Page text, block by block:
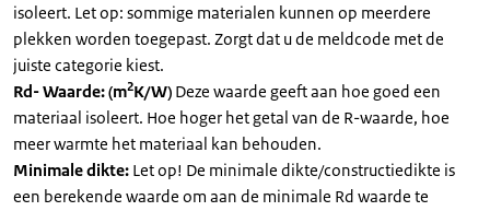
isoleert. Let op: sommige materialen kunnen op meerdere
plekken worden toegepast. Zorgt dat u de meldcode met de
juiste categorie kiest.
Rd- Waarde: (m2K/W) Deze waarde geeft aan hoe goed een
materiaal isoleert. Hoe hoger het getal van de R-waarde, hoe
meer warmte het materiaal kan behouden.
Minimale dikte: Let op! De minimale dikte/constructiedikte is
een berekende waarde om aan de minimale Rd waarde te